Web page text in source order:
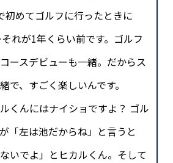
初めてゴルフに行ったときに
れが1年くらい前です。ゴルフ
ースデビューも一緒。だからス
で、すごく楽しいんです。
くんにはナイショですよ？ ゴル
「左は池だからね」と言うと
いでよ」とヒカルくん。そして